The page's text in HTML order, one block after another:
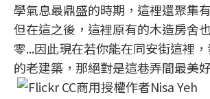
學氣息最鼎盛的時期，這裡還聚集
但在這之後，這裡原有的木造房舍
零...因此現在若你能在同安街這裡
的老建築，那絕對是這巷弄間最美